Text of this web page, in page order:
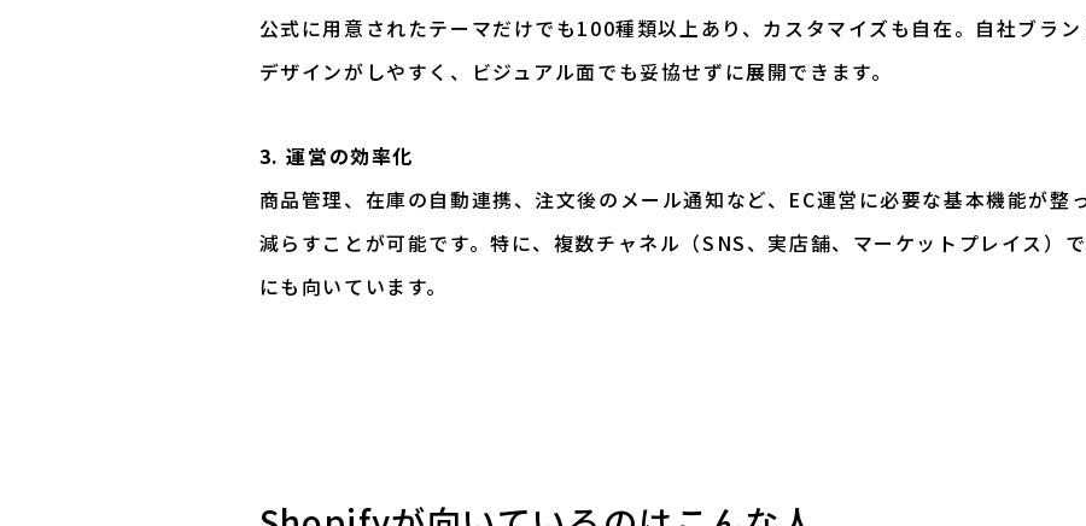
公式に用意されたテーマだけでも100種類以上あり、カスタマイズも自在。自社ブラ
デザインがしやすく、ビジュアル面でも妥協せずに展開できます。
3. 運営の効率化
商品管理、在庫の自動連携、注文後のメール通知など、EC運営に必要な基本機能が整
減らすことが可能です。特に、複数チャネル（SNS、実店舗、マーケットプレイス）
にも向いています。